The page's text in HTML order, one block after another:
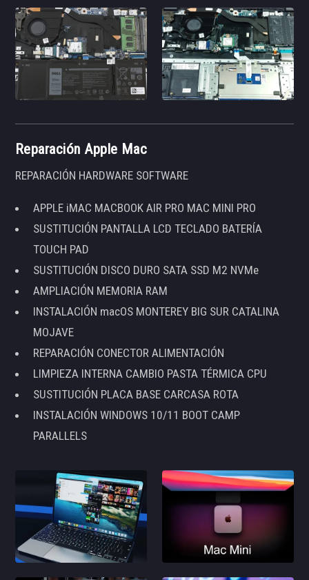
Reparación Apple Mac
REPARACIÓN HARDWARE SOFTWARE
APPLE iMAC MACBOOK AIR PRO MAC MINI PRO
SUSTITUCIÓN PANTALLA LCD TECLADO BATERÍA
TOUCH PAD
SUSTITUCIÓN DISCO DURO SATA SSD M2 NVMe
AMPLIACIÓN MEMORIA RAM
INSTALACIÓN macOS MONTEREY BIG SUR CATALINA
MOJAVE
REPARACIÓN CONECTOR ALIMENTACIÓN
LIMPIEZA INTERNA CAMBIO PASTA TÉRMICA CPU
SUSTITUCIÓN PLACA BASE CARCASA ROTA
INSTALACIÓN WINDOWS 10/11 BOOT CAMP
PARALLELS